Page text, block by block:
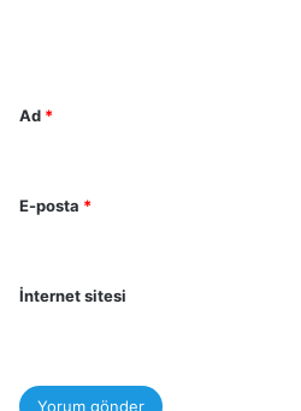
Ad *
E-posta *
İnternet sitesi